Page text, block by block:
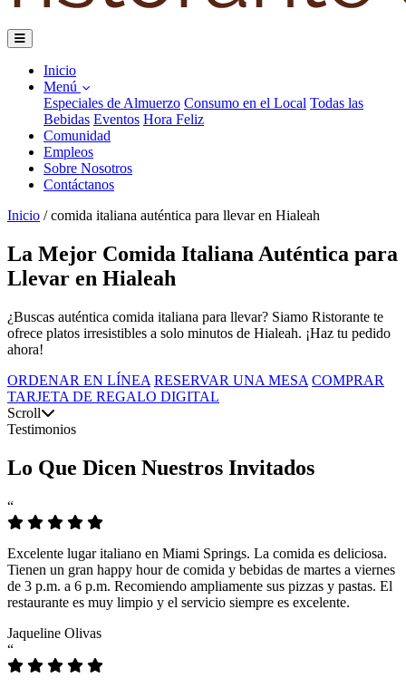
Inicio
Menú
Especiales de Almuerzo Consumo en el Local Todas las
Bebidas Eventos Hora Feliz
Comunidad
Empleos
Sobre Nosotros
Contáctanos
Inicio / comida italiana auténtica para llevar en Hialeah
La Mejor Comida Italiana Auténtica para
Llevar en Hialeah
¿Buscas auténtica comida italiana para llevar? Siamo Ristorante te
ofrece platos irresistibles a solo minutos de Hialeah. ¡Haz tu pedido
ahora!
ORDENAR EN LÍNEA RESERVAR UNA MESA COMPRAR
TARJETA DE REGALO DIGITAL
Scroll
Testimonios
Lo Que Dicen Nuestros Invitados
“
Excelente lugar italiano en Miami Springs. La comida es deliciosa.
Tienen un gran happy hour de comida y bebidas de martes a viernes
de 3 p.m. a 6 p.m. Recomiendo ampliamente sus pizzas y pastas. El
restaurante es muy limpio y el servicio siempre es excelente.
Jaqueline Olivas
“